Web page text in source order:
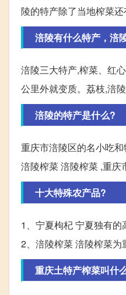
陵的特产除了当地榨菜还
涪陵有什么特产，涪
涪陵三大特产,榨菜、红
公里外就变质。荔枝,涪陵
涪陵的特产是什么?
重庆市涪陵区的名小吃
涪陵榨菜 涪陵榨菜 ,重庆
十大特殊农产品?
1、宁夏枸杞 宁夏独有的
2、涪陵榨菜 涪陵榨菜为
重庆土特产榨菜叫什